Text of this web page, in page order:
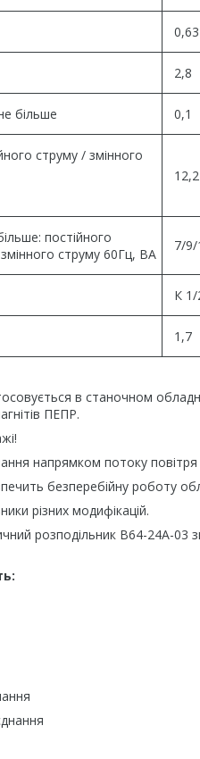
0,63
2,8
більше 0,1
струму / змінного
постійного
струму 60Гц, ВА
7/9/
К 1/
1,7
в станочном
ПЕПР.
напрямком потоку
безперебійну роботу
різних модифікацій.
розподільник В64-24А-03